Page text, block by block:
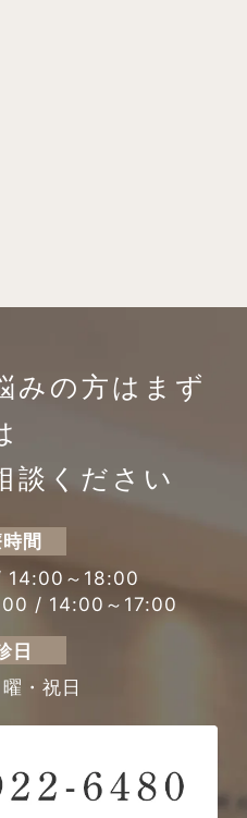
みの方は まず
談ください
間
～18:00
/ 14:00～17:00
日
・祝日